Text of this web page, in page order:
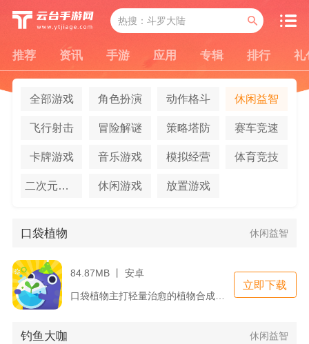
推荐 资讯 手游 应用 专辑 排行 礼
全部游戏 角色扮演 动作格斗 休闲益智
飞行射击 冒险解谜 策略塔防 赛车竞速
卡牌游戏 音乐游戏 模拟经营 体育竞技
二次元养成 休闲游戏 放置游戏
口袋植物 休闲益智
84.87MB 丨 安卓
口袋植物主打轻量治愈的植物合成养成玩法，融合日常运动联动机制...
立即下载
钓鱼大咖 休闲益智